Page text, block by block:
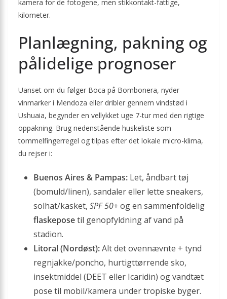
kamera for de fotogene, men stikkontakt-fattige,
kilometer.
Planlægning, pakning og
pålidelige prognoser
Uanset om du følger Boca på Bombonera, nyder
vinmarker i Mendoza eller dribler gennem vindstød i
Ushuaia, begynder en vellykket uge 7-tur med den rigtige
oppakning. Brug nedenstående huskeliste som
tommelfingerregel og tilpas efter det lokale micro-klima,
du rejser i:
Buenos Aires & Pampas: Let, åndbart tøj
(bomuld/linen), sandaler eller lette sneakers,
solhat/kasket, SPF 50+og en sammenfoldelig
flaskeposetil genopfyldning af vand på
stadion.
Litoral (Nordøst):Alt det ovennævnte + tynd
regnjakke/poncho, hurtigttørrende sko,
insektmiddel (DEET eller Icaridin) og vandtæt
pose til mobil/kamera under tropiske byger.